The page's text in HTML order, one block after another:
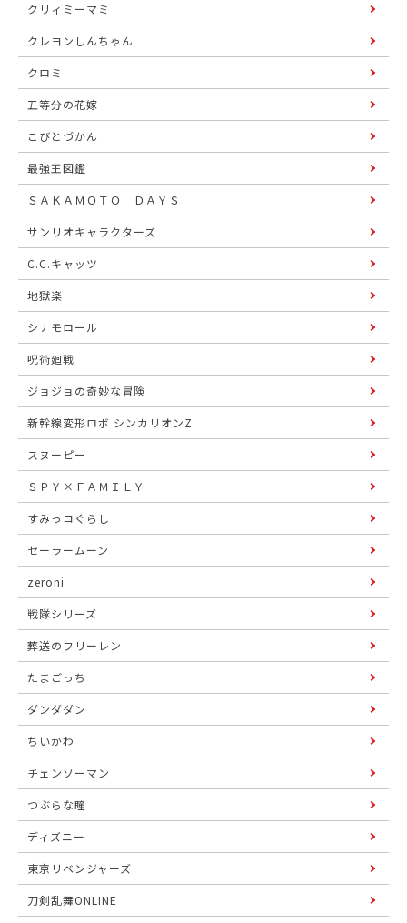
クリィミーマミ
クレヨンしんちゃん
クロミ
五等分の花嫁
こびとづかん
最強王図鑑
ＳＡＫＡＭＯＴＯ ＤＡＹＳ
サンリオキャラクターズ
C.C.キャッツ
地獄楽
シナモロール
呪術廻戦
ジョジョの奇妙な冒険
新幹線変形ロボ シンカリオンZ
スヌーピー
ＳＰＹ×ＦＡＭＩＬＹ
すみっコぐらし
セーラームーン
zeroni
戦隊シリーズ
葬送のフリーレン
たまごっち
ダンダダン
ちいかわ
チェンソーマン
つぶらな瞳
ディズニー
東京リベンジャーズ
刀剣乱舞ONLINE